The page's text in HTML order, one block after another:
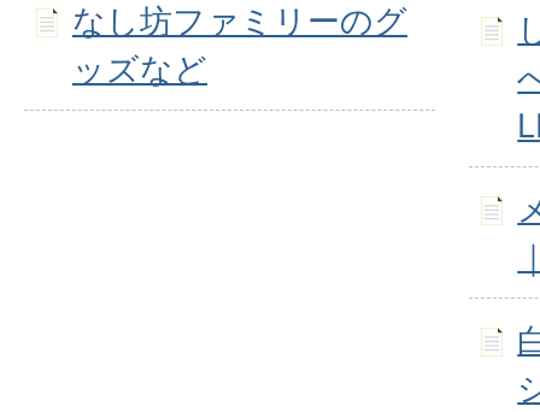
なし坊ファミリーのグ
ッズなど